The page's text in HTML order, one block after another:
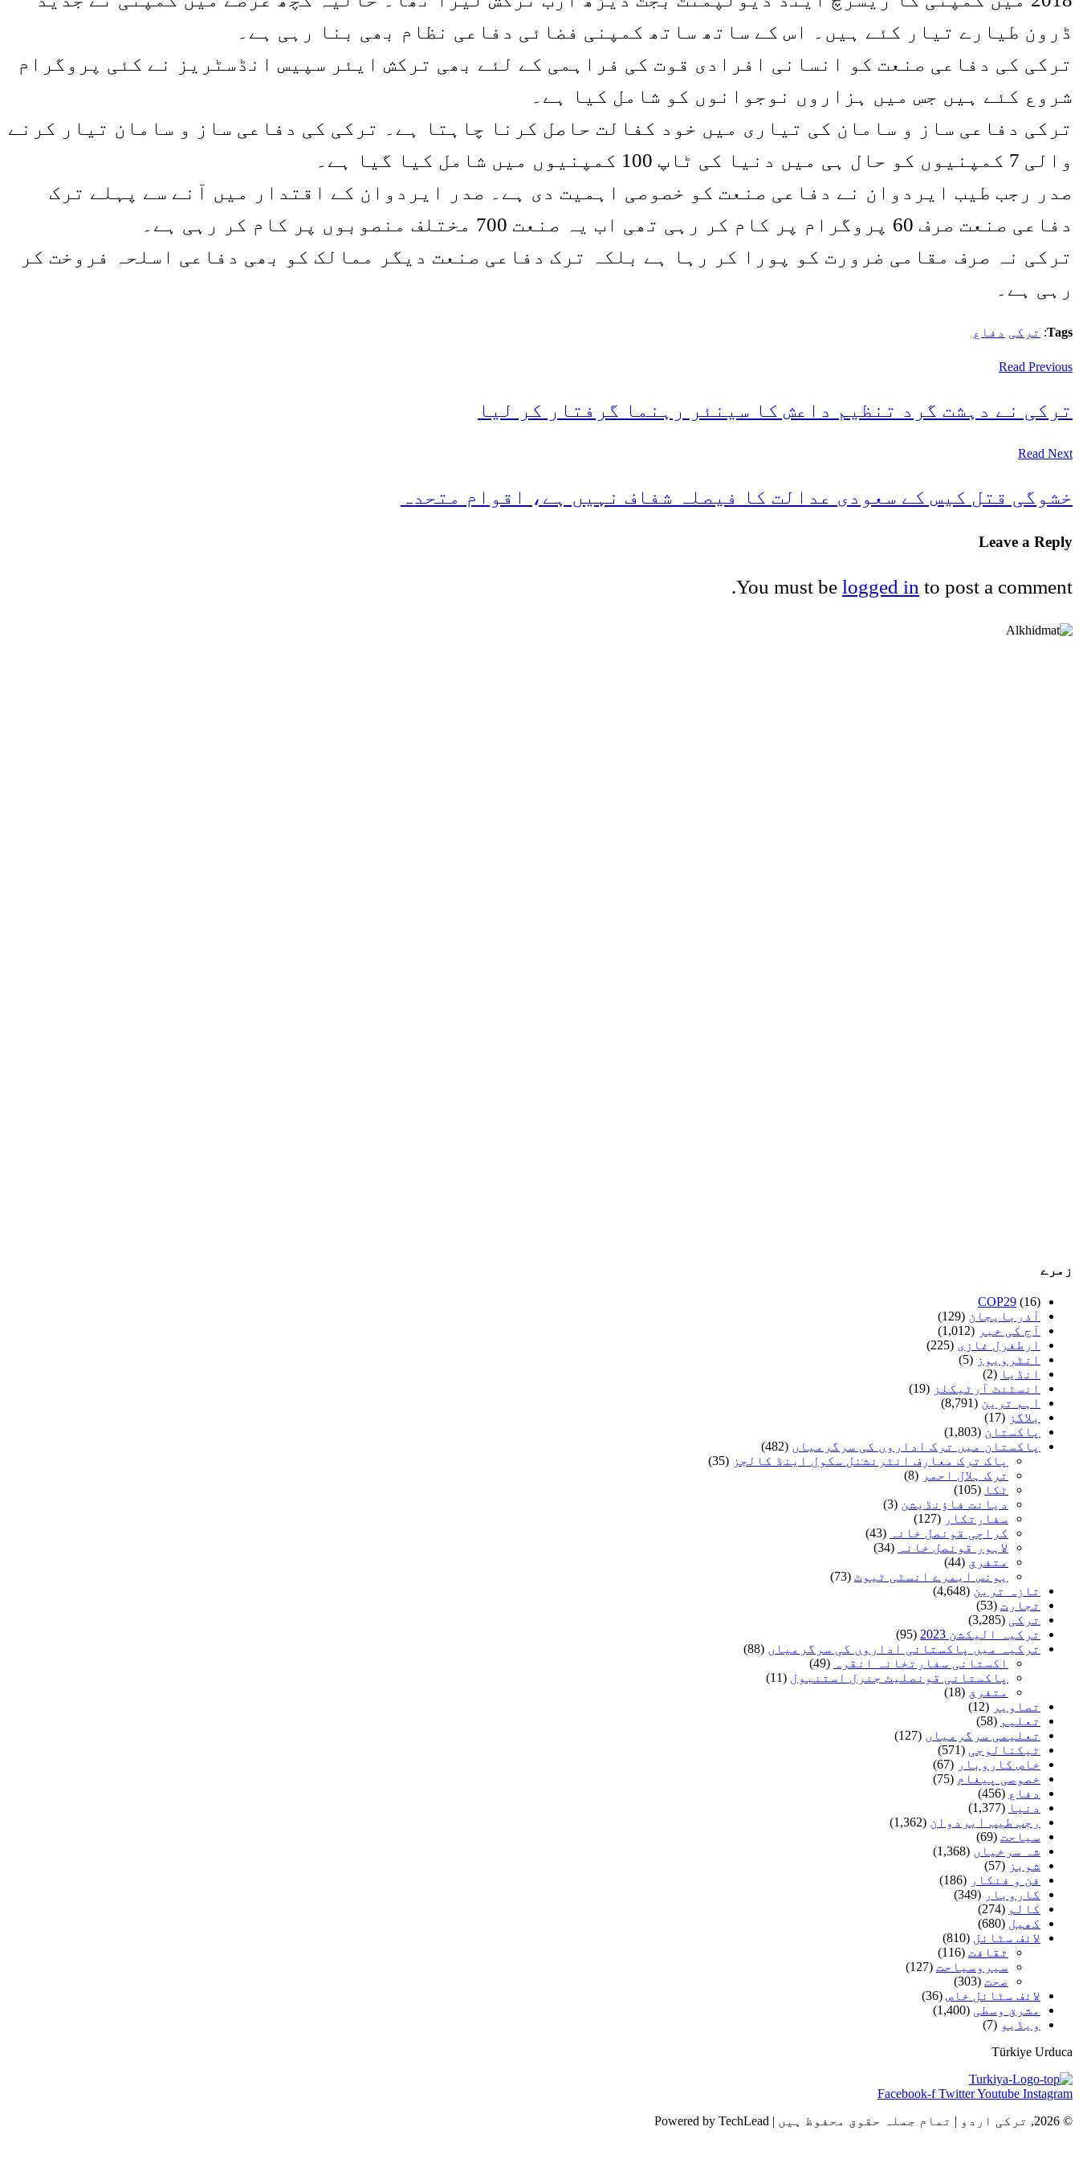
ڈرون طیارے تیار کئے ہیں۔ اس کے ساتھ ساتھ کمپنی فضائی دفاعی نظام بھی بنا رہی ہے۔
ترکی کی دفاعی صنعت کو انسانی افرادی قوت کی فراہمی کے لئے بھی ترکش ایئر سپیس انڈسٹریز نے کئی پروگرام
شروع کئے ہیں جس میں ہزاروں نوجوانوں کو شامل کیا ہے۔
ترکی دفاعی ساز و سامان کی تیاری میں خود کفالت حاصل کرنا چاہتا ہے۔ ترکی کی دفاعی ساز و سامان تیار کرنے
والی 7 کمپنیوں کو حال ہی میں دنیا کی ٹاپ 100 کمپنیوں میں شامل کیا گیا ہے۔
صدر رجب طیب ایردوان نے دفاعی صنعت کو خصوصی اہمیت دی ہے۔ صدر ایردوان کے اقتدار میں آنے سے پہلے ترک
دفاعی صنعت صرف 60 پروگرام پر کام کر رہی تھی اب یہ صنعت 700 مختلف منصوبوں پر کام کر رہی ہے۔
ترکی نہ صرف مقامی ضرورت کو پورا کر رہا ہے بلکہ ترک دفاعی صنعت دیگر ممالک کو بھی دفاعی اسلحہ فروخت کر
رہی ہے۔
Tags
: ترکی دفاع
Read Previous
ترکی نے دہشت گرد تنظیم داعش کا سینئر رہنما گرفتار کر لیا
Read Next
خشوگی قتل کیس کے سعودی عدالت کا فیصلہ شفاف نہیں ہے، اقوام متحدہ
Leave a Reply
You must be logged in to post a comment.
زمرے
COP29 (16)
آذربایجان (129)
آج کی خبر (1,012)
ارطغرل غازی (225)
انٹرویوز (5)
انڈیا (2)
انسٹنٹ آرٹیکلز (19)
اہم ترین (8,791)
بلاگز (17)
پاکستان (1,803)
پاکستان میں ترک اداروں کی سرگرمیاں (482)
پاک ترک معارف انٹرنشنل سکول اینڈ کالجز (35)
ترک ہلال احمر (8)
ٹکا (105)
دیانت فاؤنڈیشن (3)
سفارتکار (127)
کراچی قونصل خانہ
(43)
لاہور قونصل خانہ
(34)
متفرق (44)
یونس ایمرے انسٹی ٹیوٹ (73)
تازہ ترین (4,648)
تجارت (53)
ترکی (3,285)
ترکیہ الیکشن 2023
(95)
ترکیہ میں پاکستانی اداروں کی سرگرمیاں (88)
اکستانی سفارتخانہ انقرہ
(49)
پاکستانی قونصلیٹ جنرل استنبول (11)
متفرق (18)
تصاویر (12)
تعلیم (58)
تعلیمی سرگرمیاں (127)
ٹیکنالوجی (571)
خاص کاروبار (67)
خصوصی پیغام (75)
دفاع (456)
دنیا (1,377)
رجب طیب ایردوان (1,362)
سیاحت (69)
شہ سرخیاں (1,368)
شوبز (57)
فن و فنکار (186)
کاروبار (349)
کالم (274)
کھیل (680)
لائف سٹائل (810)
ثقافت (116)
سیروسیاحت (127)
صحت (303)
لائف سٹائل خاص (36)
مشرق وسطی (1,400)
ویڈیو (7)
Türkiye Urduca
Facebook-f TwitterYoutube Instagram
© 2026, ترکی اردو | تمام جملہ حقوق محفوظ ہیں | Powered by TechLead